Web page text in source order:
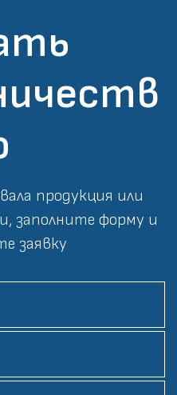
продукция или
заполните форму и
заявку